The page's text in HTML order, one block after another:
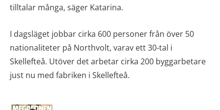
tilltalar många, säger Katarina.
I dagsläget jobbar cirka 600 personer från över 50
nationaliteter på Northvolt, varav ett 30-tal i
Skellefteå. Utöver det arbetar cirka 200 byggarbetare
just nu med fabriken i Skellefteå.